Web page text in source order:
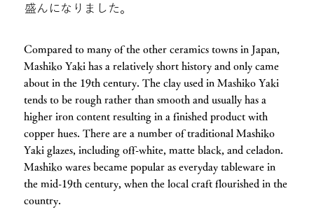
盛んになりました。
Compared to many of the other ceramics towns in Japan,
Mashiko Yaki has a relatively short history and only came
about in the 19th century. The clay used in Mashiko Yaki
tends to be rough rather than smooth and usually has a
higher iron content resulting in a finished product with
copper hues. There are a number of traditional Mashiko
Yaki glazes, including off-white, matte black, and celadon.
Mashiko wares became popular as everyday tableware in
the mid-19th century, when the local craft flourished in the
country.